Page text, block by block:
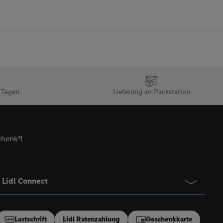
Lieferung an Packstation
Lidl Connect
Lastschrift Lidl Ratenzahlung Geschenkkarte
Online-Kennung
auszuspielen.
E-Mail-
verfügbar ist.
und einer
Kennung
zu erfassen.
Dritten betrieben
„Nutzung der